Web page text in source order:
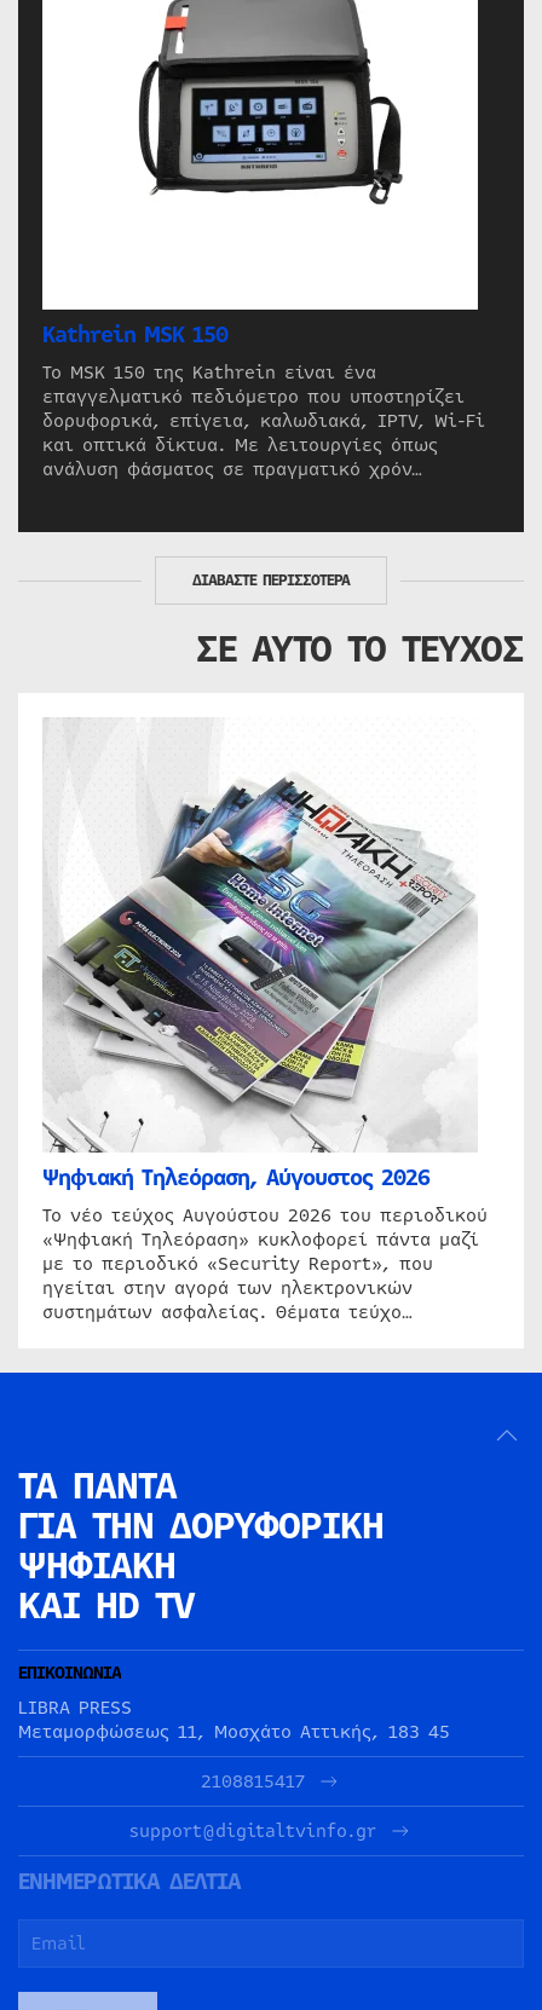
Kathrein MSK 150
Το MSK 150 της Kathrein είναι ένα
επαγγελματικό πεδιόμετρο που υποστηρίζει
δορυφορικά, επίγεια, καλωδιακά, IPTV, Wi-Fi
και οπτικά δίκτυα. Με λειτουργίες όπως
ανάλυση φάσματος σε πραγματικό χρόν…
ΔΙΑΒΑΣΤΕ ΠΕΡΙΣΣΟΤΕΡΑ
ΣΕ ΑΥΤΟ ΤΟ ΤΕΥΧΟΣ
Ψηφιακή Τηλεόραση, Αύγουστος 2026
Το νέο τεύχος Αυγούστου 2026 του περιοδικού
«Ψηφιακή Τηλεόραση» κυκλοφορεί πάντα μαζί
με το περιοδικό «Security Report», που
ηγείται στην αγορά των ηλεκτρονικών
συστημάτων ασφαλείας. Θέματα τεύχο…
ΤΑ ΠΑΝΤΑ
ΓΙΑ ΤΗΝ ΔΟΡΥΦΟΡΙΚΗ
ΨΗΦΙΑΚΗ
ΚΑΙ HD TV
ΕΠΙΚΟΙΝΩΝΙΑ
LIBRA PRESS
Μεταμορφώσεως 11, Μοσχάτο Αττικής, 183 45
2108815417
support@digitaltvinfo.gr
ΕΝΗΜΕΡΩΤΙΚΑ ΔΕΛΤΙΑ